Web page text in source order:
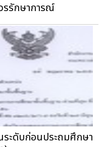
รรักษาการณ์
ระดับก่อนประถมศึกษา